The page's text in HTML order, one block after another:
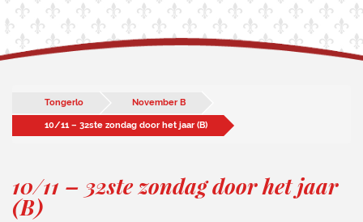
Tongerlo November B
10/11 – 32ste zondag door het jaar (B)
10/11 – 32ste zondag door het jaar
(B)